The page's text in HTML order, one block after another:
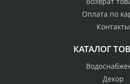
Оплата по
Контакты
КАТАЛОГ
Декор